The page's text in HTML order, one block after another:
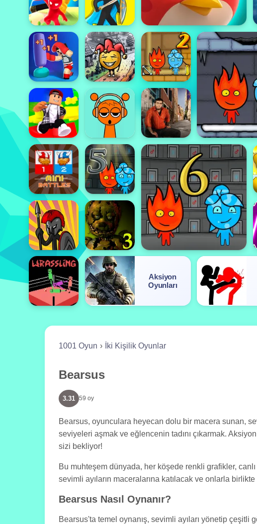
Aksiyon
Oyunları
1001 Oyun İki Kişilik Oyunlar
Bearsus
3.31 59 oy
Bearsus, oyunculara heyecan dolu bir macera sunan,
seviyeleri aşmak ve eğlencenin tadını çıkarmak.
sizi bekliyor!
Bu muhteşem dünyada, her köşede renkli grafikler,
sevimli ayıların maceralarına katılacak ve onlarla
Bearsus Nasıl Oynanır?
Bearsus'ta temel oynanış, sevimli ayıları yönetip